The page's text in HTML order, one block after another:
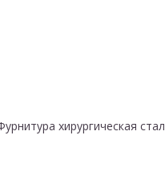
хирургическая